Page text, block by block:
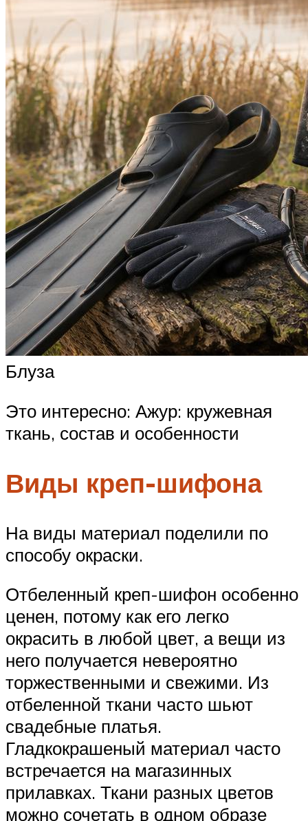
Блуза
Это интересно: Ажур: кружевная
ткань, состав и особенности
Виды креп-шифона
На виды материал поделили по
способу окраски.
Отбеленный креп-шифон особенно
ценен, потому как его легко
окрасить в любой цвет, а вещи из
него получается невероятно
торжественными и свежими. Из
отбеленной ткани часто шьют
свадебные платья.
Гладкокрашеный материал часто
встречается на магазинных
прилавках. Ткани разных цветов
можно сочетать в одном образе